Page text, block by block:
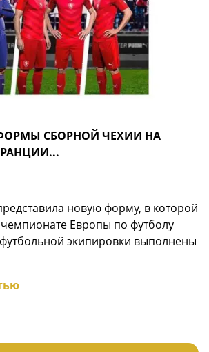
СБОРНОЙ ЧЕХИИ НА
новую форму, в которой
Европы по футболу
экипировки выполнены